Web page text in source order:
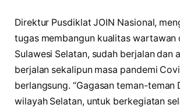
Direktur Pusdiklat JOIN Nasional,
tugas membangun kualitas wartawan
Sulawesi Selatan, sudah berjalan dan
berjalan sekalipun masa pandemi
berlangsung. “Gagasan teman-teman
wilayah Selatan, untuk berkegiatan